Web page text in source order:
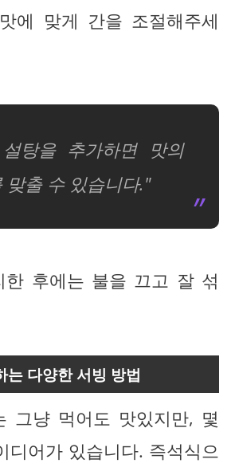
에 맞게 간을 조절해주세
탕을 추가하면 맛의
맞출 수 있습니다."
한 후에는 불을 끄고 잘 섞
는 다양한 서빙 방법
그냥 먹어도 맛있지만, 몇
디어가 있습니다. 즉석식으